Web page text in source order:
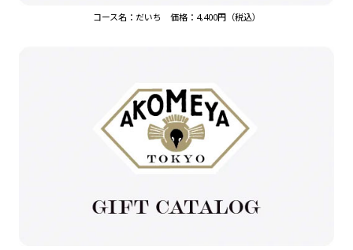
コース名：だいち 価格：4,400円（税込）